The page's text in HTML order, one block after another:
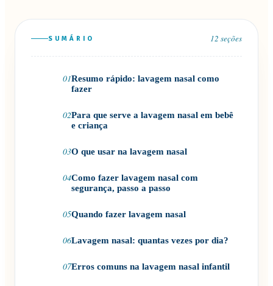
SUMÁRIO 12 seções
01Resumo rápido: lavagem nasal como
fazer
02Para que serve a lavagem nasal em bebê
e criança
03O que usar na lavagem nasal
04Como fazer lavagem nasal com
segurança, passo a passo
05Quando fazer lavagem nasal
06Lavagem nasal: quantas vezes por dia?
07Erros comuns na lavagem nasal infantil